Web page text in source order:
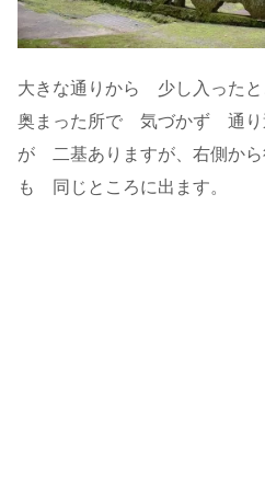
大きな通りから 少し入ったと
奥まった所で 気づかず 通り
が 二基ありますが、右側か
も 同じところに出ます。